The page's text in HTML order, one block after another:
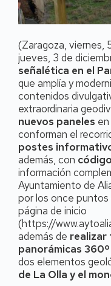
(Zaragoza, viernes,
jueves, 3 de
señalética en el
que amplía y
contenidos
extraordinaria
nuevos paneles
conforman el
postes
además, con
información
Ayuntamiento de
por los once puntos
página de inicio
(https://
además de realizar
panorámicas
dos elementos
de La Olla y el